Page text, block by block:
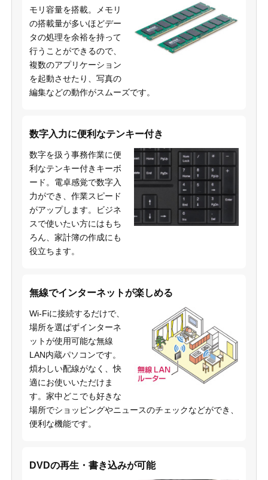
モリ容量を搭載。メモリ
の搭載量が多いほどデー
タの処理を余裕を持って
行うことができるので、
複数のアプリケーション
を起動させたり、写真の
編集などの動作がスムーズです。
数字入力に便利なテンキー付き
数字を扱う事務作業に便
利なテンキー付きキーボ
ード。電卓感覚で数字入
力ができ、作業スピード
がアップします。ビジネ
スで使いたい方にはもち
ろん、家計簿の作成にも
役立ちます。
無線でインターネットが楽しめる
Wi-Fiに接続するだけで、
場所を選ばずインターネ
ットが使用可能な無線
LAN内蔵パソコンです。
煩わしい配線がなく、快
適にお使いいただけま
す。家中どこでも好きな
場所でショッピングやニュースのチェックなどができ、
便利な機能です。
DVDの再生・書き込みが可能